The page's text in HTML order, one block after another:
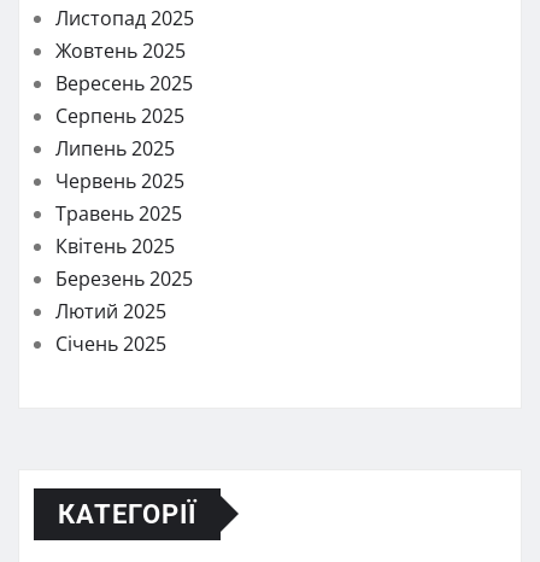
Листопад 2025
Жовтень 2025
Вересень 2025
Серпень 2025
Липень 2025
Червень 2025
Травень 2025
Квітень 2025
Березень 2025
Лютий 2025
Січень 2025
КАТЕГОРІЇ